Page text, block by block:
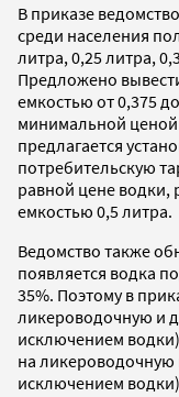
В приказе
среди населения
литра, 0,25 литра,
Предложено
емкостью от 0,375
минимальной ценой
предлагается
потребительскую
равной цене водки,
емкостью 0,5 литра.
Ведомство также
появляется водка
35%. Поэтому в
ликероводочную и
исключением
на
исключением